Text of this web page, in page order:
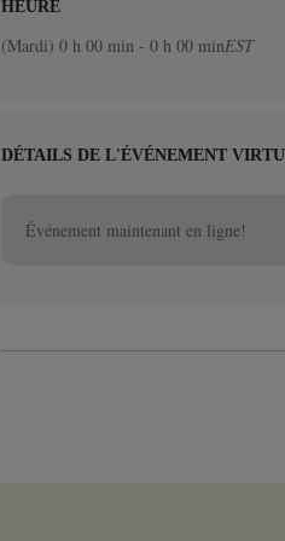
HEURE
(Mardi) 0 h 00 min - 0 h 00 minEST
DÉTAILS DE L'ÉVÉNEMENT
Événement maintenant en ligne!